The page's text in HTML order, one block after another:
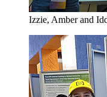
Izzie, Amber and